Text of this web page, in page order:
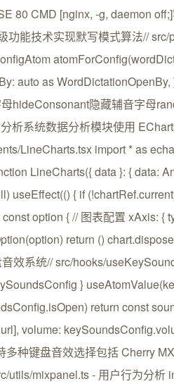
80 CMD [nginx, -g, daemon
功能技术实现默写模式算法//
auto as
hideConsonant隐藏辅音字母
析系统数据分析模块使用
LineCharts.tsx import * as
LineCharts({ data }: { data:
useEffect(() { if
option { // 图表配置 xAxis: {
return ()
效系统// src/hooks/
}
return const
volume:
多种键盘音效选择包括 Cherry
utils/mixpanel.ts - 用户行为分析